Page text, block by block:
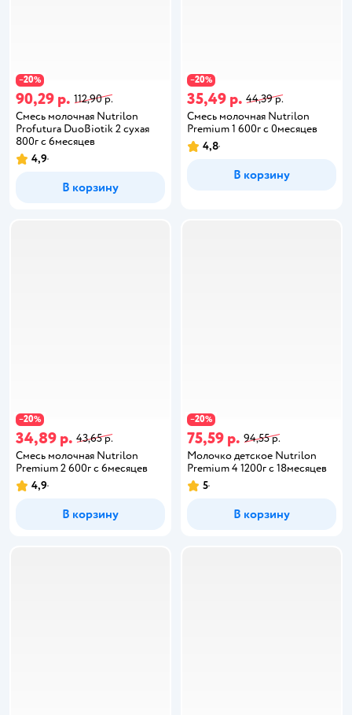
−20%
90,29 р. 112,90 р.
Смесь молочная Nutrilon
Profutura DuoBiotik 2 сухая
800г с 6месяцев
4,9
В корзину
−20%
35,49 р. 44,39 р.
Смесь молочная Nutrilon
Premium 1 600г с 0месяцев
4,8
В корзину
−20%
34,89 р. 43,65 р.
Смесь молочная Nutrilon
Premium 2 600г с 6месяцев
4,9
В корзину
−20%
75,59 р. 94,55 р.
Молочко детское Nutrilon
Premium 4 1200г с 18месяцев
5
В корзину